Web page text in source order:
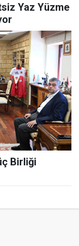
Yaz Yüzme
Birliği